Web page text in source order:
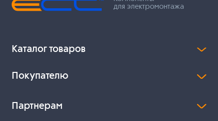
для электромонтажа
Каталог товаров
Покупателю
Партнерам